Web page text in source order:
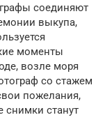
соединяют
выкупа,
моменты
возле моря
со стажем
пожелания,
снимки станут